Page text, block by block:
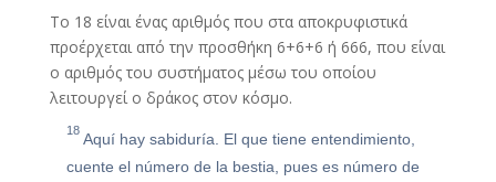
Το 18 είναι ένας αριθμός που στα αποκρυφιστικά
προέρχεται από την προσθήκη 6+6+6 ή 666, που είναι
ο αριθμός του συστήματος μέσω του οποίου
λειτουργεί ο δράκος στον κόσμο.
18Aquí hay sabiduría. El que tiene entendimiento,
cuente el número de la bestia, pues es número de